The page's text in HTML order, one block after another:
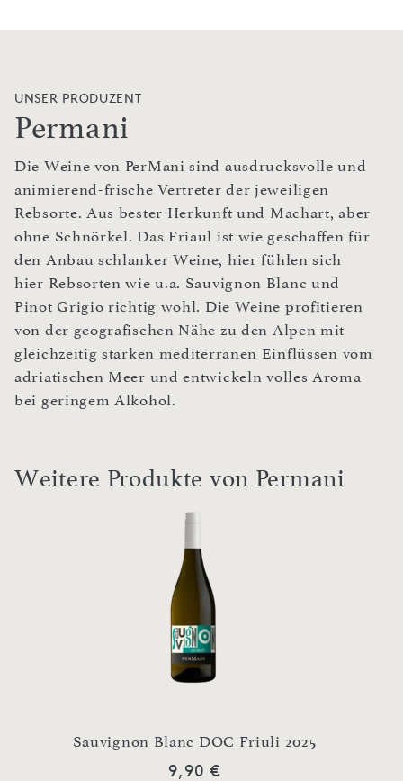
UNSER PRODUZENT
Permani
Die Weine von PerMani sind ausdrucksvolle und
animierend-frische Vertreter der jeweiligen
Rebsorte. Aus bester Herkunft und Machart, aber
ohne Schnörkel. Das Friaul ist wie geschaffen für
den Anbau schlanker Weine, hier fühlen sich
hier Rebsorten wie u.a. Sauvignon Blanc und
Pinot Grigio richtig wohl. Die Weine profitieren
von der geografischen Nähe zu den Alpen mit
gleichzeitig starken mediterranen Einflüssen vom
adriatischen Meer und entwickeln volles Aroma
bei geringem Alkohol.
Weitere Produkte von Permani
Sauvignon Blanc DOC Friuli 2025
9,90 €